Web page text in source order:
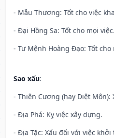
- Mẫu Thương: Tốt cho việc
- Đại Hồng Sa: Tốt cho mọi việc.
- Tư Mệnh Hoàng Đạo: Tốt cho
Sao xấu:
- Thiên Cương (hay Diệt Môn):
- Địa Phá: Kỵ việc xây dựng.
- Địa Tặc: Xấu đối với việc